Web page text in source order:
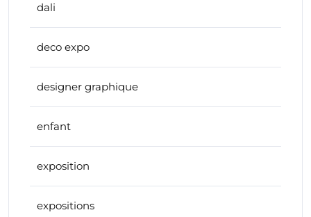
dali
deco expo
designer graphique
enfant
exposition
expositions